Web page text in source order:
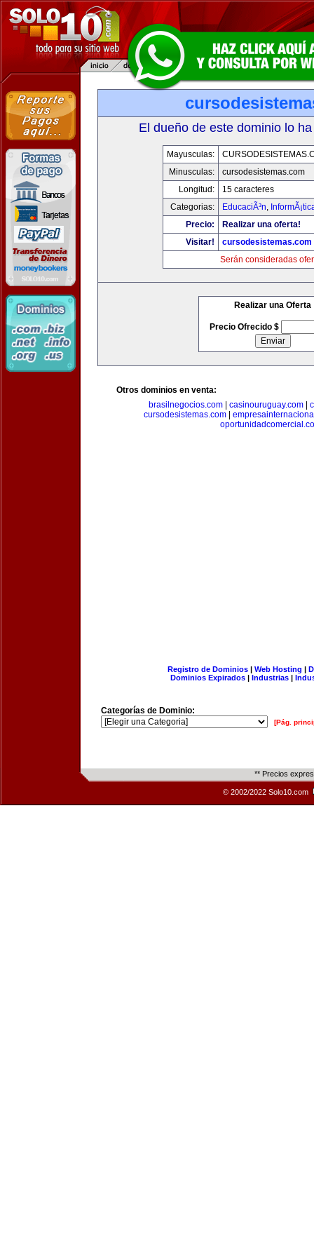
El dueño de este dominio lo
Mayusculas:
Minusculas:
cursodesistemas.com
Longitud:
15 caracteres
Categorias:
EducaciÃ³n,
Precio:
Realizar una oferta!
Visitar!
cursodesistemas.com
Serán consideradas
Realizar una Oferta
Precio Ofrecido $
Otros dominios en venta:
brasilnegocios.com| casinouruguay.com|
cursodesistemas.com
Registro de Dominios| Web Hosting |
Dominios Expirados | Industrias |
Categorías de Dominio:
[Pág.
** Precios
© 2002/2022 Solo10.com